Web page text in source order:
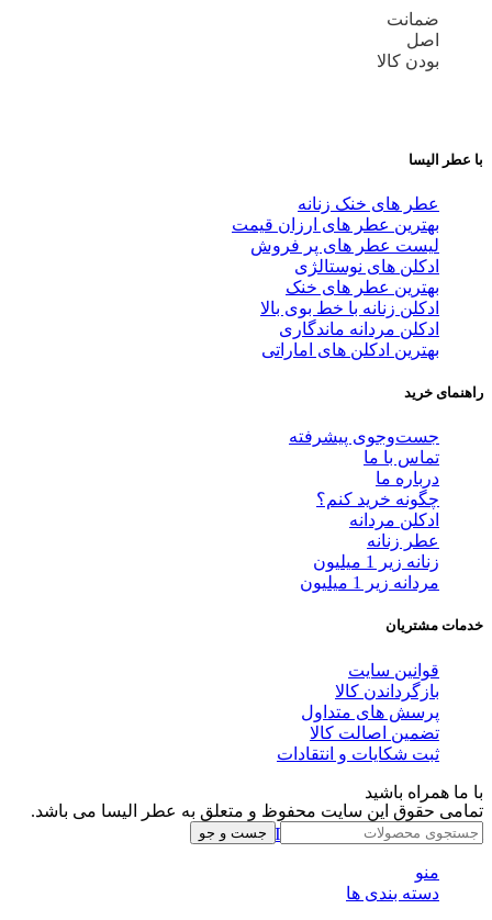
ضمانت
اصل
بودن کالا
با عطر الیسا
عطر های خنک زنانه
بهترین عطر های ارزان قیمت
لیست عطر های پر فروش
ادکلن های نوستالژی
بهترین عطر های خنک
ادکلن زنانه با خط بوی بالا
ادکلن مردانه ماندگاری
بهترین ادکلن های اماراتی
راهنمای خرید
جست‌وجوی پیشرفته
تماس با ما
درباره ما
چگونه خرید کنم؟
ادکلن مردانه
عطر زنانه
زنانه زیر 1 میلیون
مردانه زیر 1 میلیون
خدمات مشتریان
قوانین سایت
بازگرداندن کالا
پرسش های متداول
تضمین اصالت کالا
ثبت شکایات و انتقادات
با ما همراه باشید
Telegram Whatsapp Instagram
تمامی حقوق این سایت محفوظ و متعلق به عطر الیسا می باشد.
جست و جو
منو
دسته بندی ها